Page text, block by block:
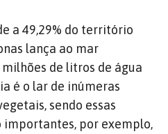
a 49,29% do território
lança ao mar
de litros de água
é o lar de inúmeras
sendo essas
por exemplo,